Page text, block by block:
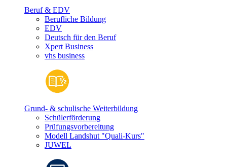
Beruf & EDV
Berufliche Bildung
EDV
Deutsch für den Beruf
Xpert Business
vhs business
Grund- & schulische Weiterbildung
Schülerförderung
Prüfungsvorbereitung
Modell Landshut "Quali-Kurs"
JUWEL